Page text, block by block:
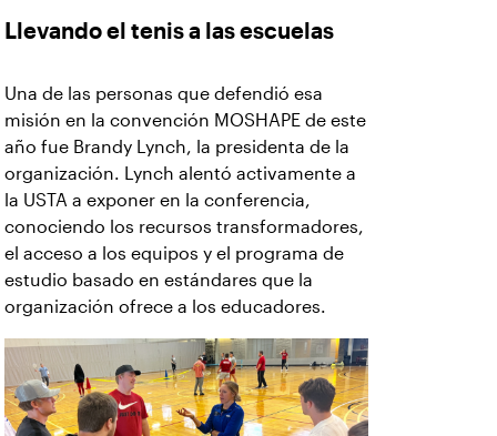
Llevando el tenis a las escuelas
Una de las personas que defendió esa
misión en la convención MOSHAPE de este
año fue Brandy Lynch, la presidenta de la
organización. Lynch alentó activamente a
la USTA a exponer en la conferencia,
conociendo los recursos transformadores,
el acceso a los equipos y el programa de
estudio basado en estándares que la
organización ofrece a los educadores.